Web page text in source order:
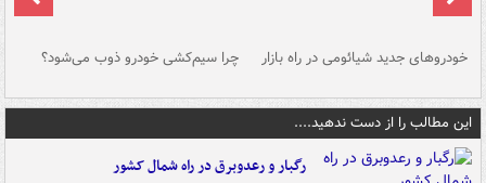
خودروهای جدید شیائومی در راه بازار چرا سیم‌کشی خودرو ذوب می‌شود؟
این مطالب را از دست ندهید....
رگبار و رعدوبرق در راه شمال کشور